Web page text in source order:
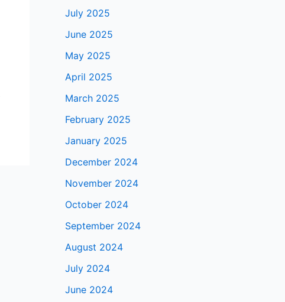
July 2025
June 2025
May 2025
April 2025
March 2025
February 2025
January 2025
December 2024
November 2024
October 2024
September 2024
August 2024
July 2024
June 2024